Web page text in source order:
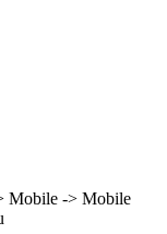
Mobile -> Mobile